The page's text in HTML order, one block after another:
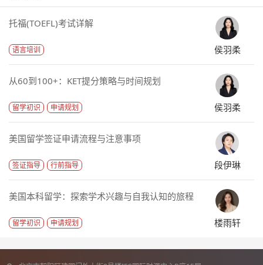
托福(TOEFL)考试详解
语言培训 侯羽柔
从60到100+：KET提分策略与时间规划
留学初识 申请规划 侯羽柔
美国留学签证申请流程与注意事项
签证指导 行前指导 段伊琳
美国本科留学：探索学术兴趣与自我认知的旅程
留学初识 申请规划 楼雨轩